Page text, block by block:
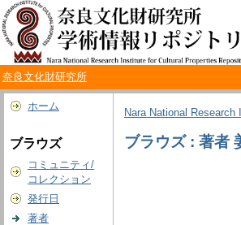
奈良文化財研究所
ホーム
ブラウズ
コミュニティ/
コレクション
発行日
著者
Nara National
ブラウズ : 著者